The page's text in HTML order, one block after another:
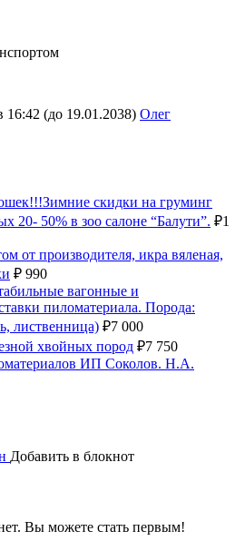
16:42 (до 19.01.2038) Олег
скидки на груминг
20- 50% в зоо салоне “Балути”. ₽1
от производителя, икра вяленая,
₽ 990
вагонные и
пиломатериала. Порода:
лиственница) ₽7 000
хвойных пород ₽7 750
ИП Соколов. Н.А.
Добавить в блокнот
Вы можете стать первым!